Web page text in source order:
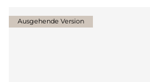
Ausgehende Version